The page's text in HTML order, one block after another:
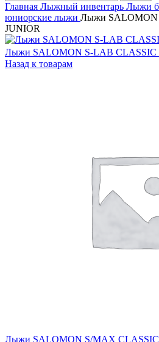
Главная Лыжный инвентарь Лыжи
юниорские лыжи Лыжи SALOMON
JUNIOR
Лыжи SALOMON S-LAB CLASSIC
Назад к товарам
Лыжи SALOMON S/MAX CLASSIC